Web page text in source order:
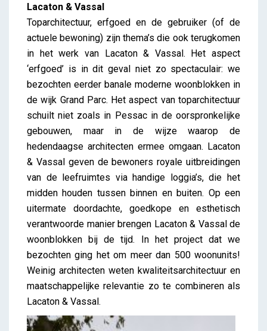
Lacaton & Vassal
Toparchitectuur, erfgoed en de gebruiker (of de
actuele bewoning) zijn thema’s die ook terugkomen
in het werk van Lacaton & Vassal. Het aspect
‘erfgoed’ is in dit geval niet zo spectaculair: we
bezochten eerder banale moderne woonblokken in
de wijk Grand Parc. Het aspect van toparchitectuur
schuilt niet zoals in Pessac in de oorspronkelijke
gebouwen, maar in de wijze waarop de
hedendaagse architecten ermee omgaan. Lacaton
& Vassal geven de bewoners royale uitbreidingen
van de leefruimtes via handige loggia’s, die het
midden houden tussen binnen en buiten. Op een
uitermate doordachte, goedkope en esthetisch
verantwoorde manier brengen Lacaton & Vassal de
woonblokken bij de tijd. In het project dat we
bezochten ging het om meer dan 500 woonunits!
Weinig architecten weten kwaliteitsarchitectuur en
maatschappelijke relevantie zo te combineren als
Lacaton & Vassal.